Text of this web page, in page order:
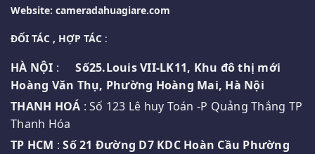
Website: cameradahuagiare.com
ĐỐI TÁC , HỢP TÁC :
HÀ NỘI :
Số25.Louis VII-LK11, Khu đô thị mới
Hoàng Văn Thụ, Phường Hoàng Mai, Hà Nội
THANH HOÁ : Số 123 Lê huy Toán -P Quảng Thắng TP
Thanh Hóa
TP HCM :Số 21 Đường D7 KDC Hoàn Cầu Phường